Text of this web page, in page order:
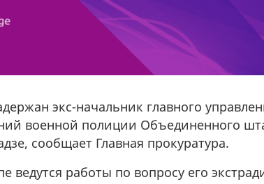
экс-начальник главного
военной полиции Объединенного
сообщает Главная прокуратура.
ведутся работы по вопросу его